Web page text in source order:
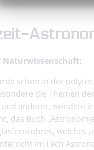
Naturwissenschaft:
schon in der
die Themen
anderer, wendete
das Buch
welches
im Fach